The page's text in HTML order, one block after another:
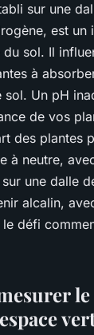
sur une
est un
du sol. Il
à
sol. Un pH
de vos
des plantes
à neutre,
une dalle
alcalin,
le défi